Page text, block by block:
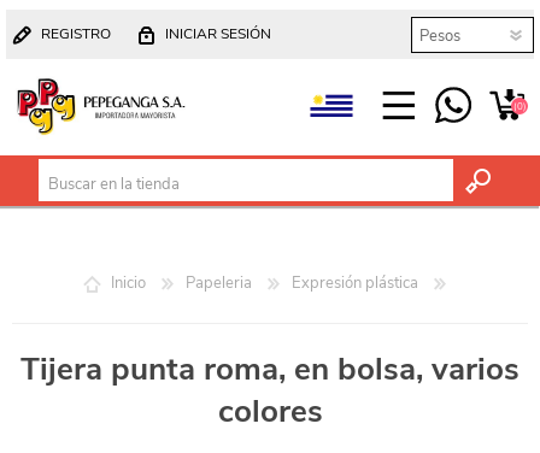
REGISTRO INICIAR SESIÓN
(0)
Inicio Papeleria Expresión plástica
Tijera punta roma, en bolsa, varios
colores